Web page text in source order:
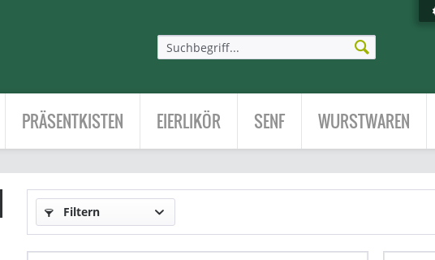
PRÄSENTKISTEN EIERLIKÖR SENF WURSTWAREN
Filtern